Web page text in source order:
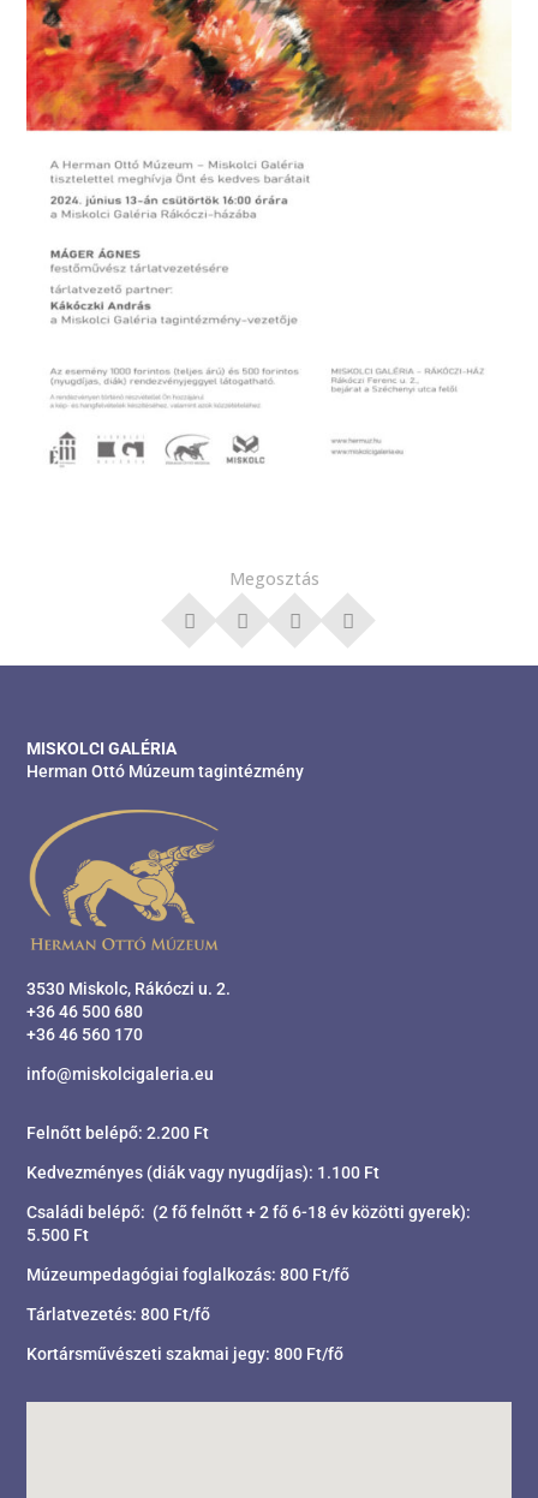
Megosztás
MISKOLCI GALÉRIA
Herman Ottó Múzeum tagintézmény
3530 Miskolc, Rákóczi u. 2.
+36 46 500 680
+36 46 560 170
info@miskolcigaleria.eu
Felnőtt belépő: 2.200 Ft
Kedvezményes (diák vagy nyugdíjas): 1.100 Ft
Családi belépő: (2 fő felnőtt + 2 fő 6-18 év közötti gyerek):
5.500 Ft
Múzeumpedagógiai foglalkozás: 800 Ft/fő
Tárlatvezetés: 800 Ft/fő
Kortársművészeti szakmai jegy: 800 Ft/fő